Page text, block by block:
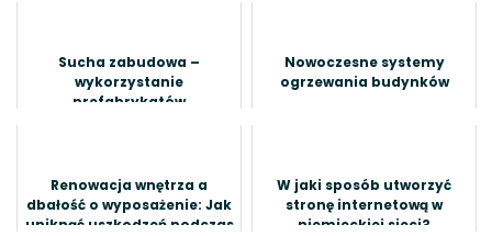
Sucha zabudowa –
wykorzystanie
prefabrykatów
Nowoczesne systemy
ogrzewania budynków
Renowacja wnętrza a
dbałość o wyposażenie: Jak
uniknąć uszkodzeń podczas
W jaki sposób utworzyć
stronę internetową w
niemieckiej sieci?